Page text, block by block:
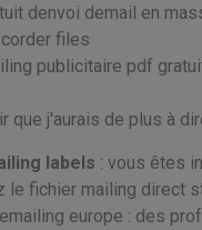
denvoi demail en
files
publicitaire pdf
que j'aurais de plus à
labels : vous êtes
le fichier mailing direct
europe : des